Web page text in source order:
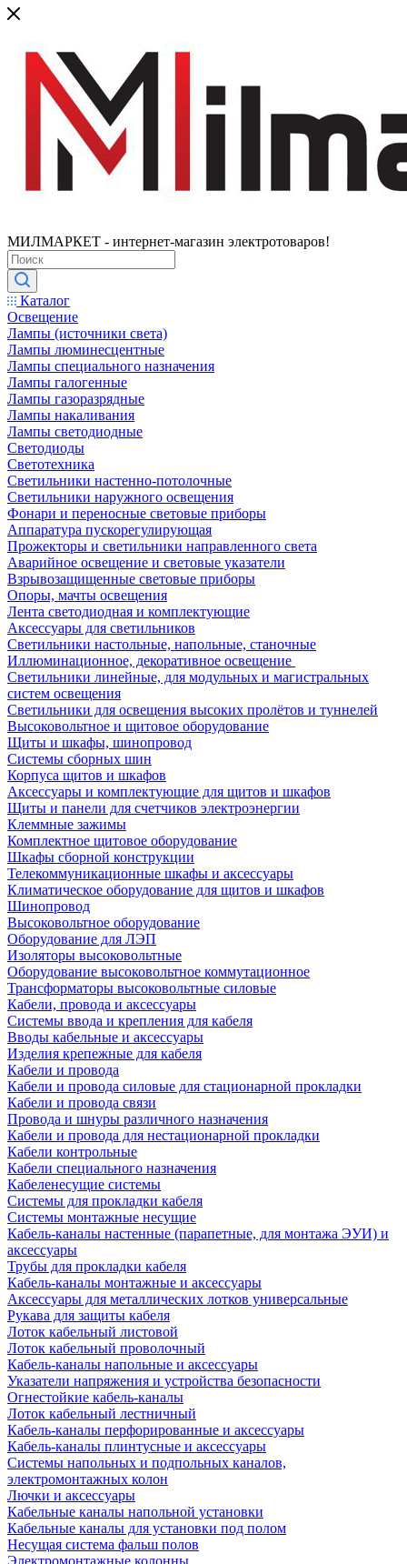
МИЛМАРКЕТ - интернет-магазин электротоваров!
Каталог
Освещение
Лампы (источники света)
Лампы люминесцентные
Лампы специального назначения
Лампы галогенные
Лампы газоразрядные
Лампы накаливания
Лампы светодиодные
Светодиоды
Светотехника
Светильники настенно-потолочные
Светильники наружного освещения
Фонари и переносные световые приборы
Аппаратура пускорегулирующая
Прожекторы и светильники направленного света
Аварийное освещение и световые указатели
Взрывозащищенные световые приборы
Опоры, мачты освещения
Лента светодиодная и комплектующие
Аксессуары для светильников
Светильники настольные, напольные, станочные
Иллюминационное, декоративное освещение
Светильники линейные, для модульных и магистральных
систем освещения
Светильники для освещения высоких пролётов и туннелей
Высоковольтное и щитовое оборудование
Щиты и шкафы, шинопровод
Системы сборных шин
Корпуса щитов и шкафов
Аксессуары и комплектующие для щитов и шкафов
Щиты и панели для счетчиков электроэнергии
Клеммные зажимы
Комплектное щитовое оборудование
Шкафы сборной конструкции
Телекоммуникационные шкафы и аксессуары
Климатическое оборудование для щитов и шкафов
Шинопровод
Высоковольтное оборудование
Оборудование для ЛЭП
Изоляторы высоковольтные
Оборудование высоковольтное коммутационное
Трансформаторы высоковольтные силовые
Кабели, провода и аксессуары
Системы ввода и крепления для кабеля
Вводы кабельные и аксессуары
Изделия крепежные для кабеля
Кабели и провода
Кабели и провода силовые для стационарной прокладки
Кабели и провода связи
Провода и шнуры различного назначения
Кабели и провода для нестационарной прокладки
Кабели контрольные
Кабели специального назначения
Кабеленесущие системы
Системы для прокладки кабеля
Системы монтажные несущие
Кабель-каналы настенные (парапетные, для монтажа ЭУИ) и
аксессуары
Трубы для прокладки кабеля
Кабель-каналы монтажные и аксессуары
Аксессуары для металлических лотков универсальные
Рукава для защиты кабеля
Лоток кабельный листовой
Лоток кабельный проволочный
Кабель-каналы напольные и аксессуары
Указатели напряжения и устройства безопасности
Огнестойкие кабель-каналы
Лоток кабельный лестничный
Кабель-каналы перфорированные и аксессуары
Кабель-каналы плинтусные и аксессуары
Системы напольных и подпольных каналов,
электромонтажных колон
Лючки и аксессуары
Кабельные каналы напольной установки
Кабельные каналы для установки под полом
Несущая система фальш полов
Электромонтажные колонны